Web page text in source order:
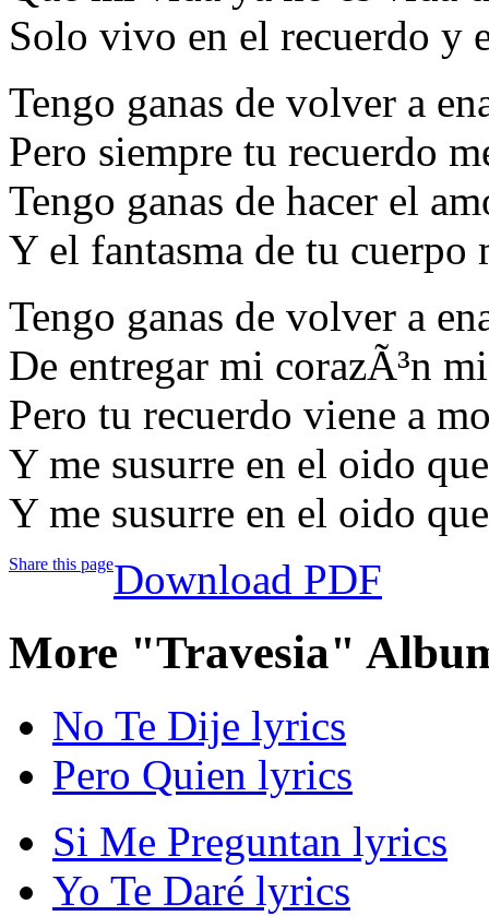
Solo vivo en el recuerdo y
Tengo ganas de volver a
Pero siempre tu recuerdo
Tengo ganas de hacer el
Y el fantasma de tu cuerpo
Tengo ganas de volver a
De entregar mi corazÃ³n
Pero tu recuerdo viene a
Y me susurre en el oido
Y me susurre en el oido
Share this pageDownload PDF
More "Travesia"
No Te Dije lyrics
Pero Quien lyrics
Si Me Preguntan lyrics
Yo Te Daré lyrics